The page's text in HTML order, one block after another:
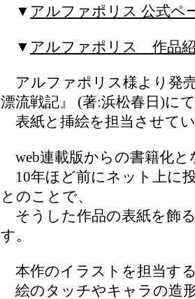
▼ アルファポリス 公式ペ
▼ アルファポリス 作品
アルファポリス様より発
漂流戦記』 (著:浜松春日)に
表紙と挿絵を担当させて
web連載版からの書籍化と
10年ほど前にネット上に
とのことで、
そうした作品の表紙を飾
す。
本作のイラストを担当す
絵のタッチやキャラの造